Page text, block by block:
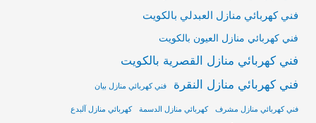
فني كهربائي منازل العبدلي بالكويت
فني كهربائي منازل العيون بالكويت
فني كهربائي منازل القصرية بالكويت
فني كهربائي منازل النقرة
فني كهربائي منازل بيان
فني كهربائي منازل مشرف كهربائي منازل الدسمة كهربائي منازل آلبدع